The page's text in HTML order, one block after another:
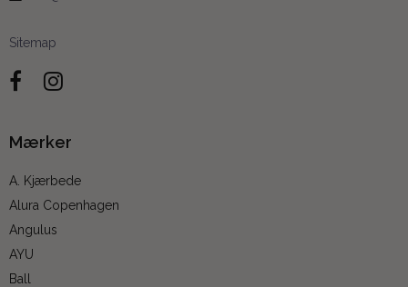
Sitemap
Mærker
A. Kjærbede
Alura Copenhagen
Angulus
AYU
Ball